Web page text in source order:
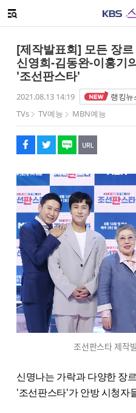
메뉴 열기
[제작발표회] 모든 장
신영희-김동완-이홍기
'조선판스타'
2021.08.13 14:19
랭킹뉴
TVs
TV예능 MBN예능
페이스북
트위터
네이버
URL복사
글씨 작게보기
글씨 크게보기
조선판스타 제작
신명나는 가락과 다양한 장
'조선판스타'가 안방 시청자
해시태그